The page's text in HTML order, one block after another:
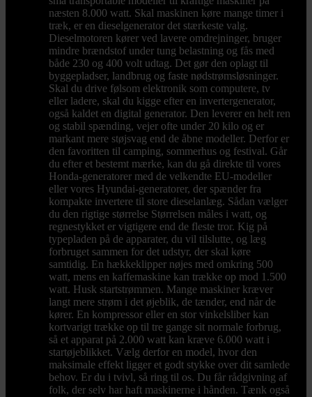
næsten 8.000 watt. Skal maskinen køre mange timer i
træk, er en dieselgenerator det stærkeste valg.
Dieselmotoren kører ved lavere omdrejninger, bruger
mindre brændstof under tung belastning og fås med
både 230 og 400 volt udtag. Det gør den oplagt til
byggepladser, landbrug og faste nødstrømsløsninger.
Skal du drive følsom elektronik som computere, tv
eller ladere, skal du kigge efter en invertergenerator,
også kaldet en digital generator. Den leverer en helt ren
og stabil spænding, vejer ofte under 20 kilo og er
markant mere støjsvag end de åbne modeller. Derfor er
den favoritten til camping, sommerhus og festival. Går
du efter et bestemt mærke, kan du gå direkte til vores
Honda-generatorer med de velkendte EU-modeller
eller vores Hyundai-generatorer, der spænder fra
kompakte invertere til store dieselanlæg. Sådan vælger
du den rigtige størrelse Størrelsen måles i watt, og
regnestykket er vigtigere end de fleste tror. Kig på
typepladen på de apparater, du vil tilslutte, og læg
forbruget sammen for det udstyr, der skal køre
samtidig. En hækkeklipper nøjes med omkring 500
watt, mens en kaffemaskine kan trække op mod 1.500
watt. Husk startstrømmen. Mange maskiner kræver
langt mere strøm i det øjeblik, de tænder, end når de
kører. En kompressor eller en stor vinkelsliber kan
kortvarigt trække op til tre gange sit normale forbrug,
så et apparat på 2.000 watt kan kræve 6.000 watt i
startøjeblikket. Vælg derfor en model, hvor den
maksimale effekt ligger et godt stykke over dit samlede
behov. Er du i tvivl, så ring til os. Du får rådgivning af
folk, der selv har haft maskinerne i hånden. Tænk også